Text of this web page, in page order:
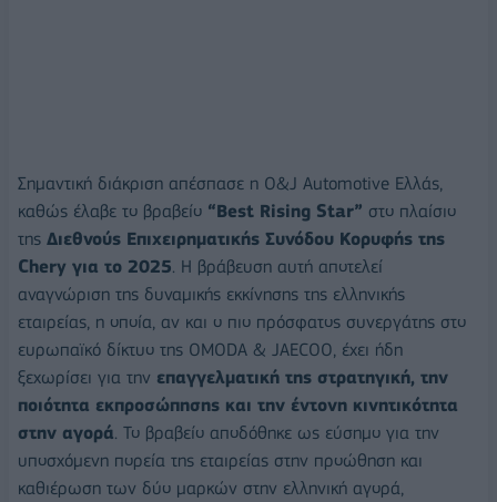
Σημαντική διάκριση απέσπασε η O&J Automotive Ελλάς,
καθώς έλαβε το βραβείο “Best Rising Star” στο πλαίσιο
της Διεθνούς Επιχειρηματικής Συνόδου Κορυφής της
Chery για το 2025. Η βράβευση αυτή αποτελεί
αναγνώριση της δυναμικής εκκίνησης της ελληνικής
εταιρείας, η οποία, αν και ο πιο πρόσφατος συνεργάτης στο
ευρωπαϊκό δίκτυο της OMODA & JAECOO, έχει ήδη
ξεχωρίσει για την επαγγελματική της στρατηγική, την
ποιότητα εκπροσώπησης και την έντονη κινητικότητα
στην αγορά. Το βραβείο αποδόθηκε ως εύσημο για την
υποσχόμενη πορεία της εταιρείας στην προώθηση και
καθιέρωση των δύο μαρκών στην ελληνική αγορά,